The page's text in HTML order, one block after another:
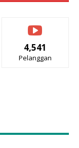
4,541
Pelanggan